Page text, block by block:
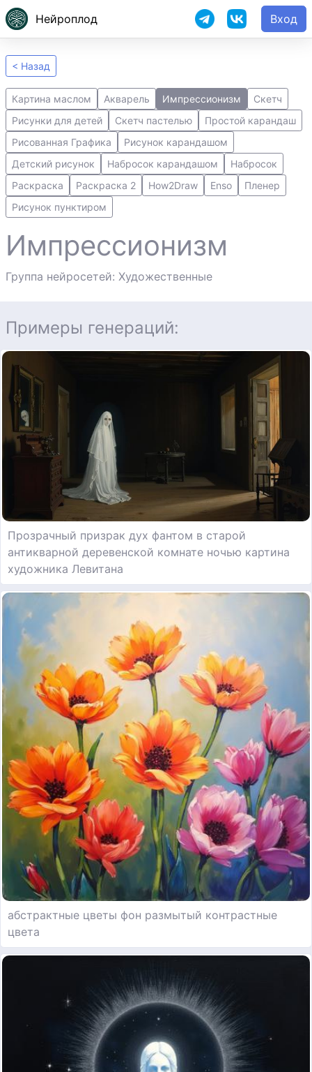
Нейроплод Вход
< Назад
Картина маслом Акварель Импрессионизм
Скетч
Рисунки для детей
Скетч пастелью
Простой карандаш
Рисованная Графика
Рисунок карандашом
Детский рисунок
Набросок карандашом
Набросок
Раскраска
Раскраска 2 How2Draw Enso
Пленер
Рисунок пунктиром
Импрессионизм
Группа нейросетей: Художественные
Примеры генераций:
Прозрачный призрак дух фантом в старой
антикварной деревенской комнате ночью картина
художника Левитана
абстрактные цветы фон размытый контрастные
цвета